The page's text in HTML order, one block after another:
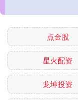
点金股
星火配资
龙坤投资